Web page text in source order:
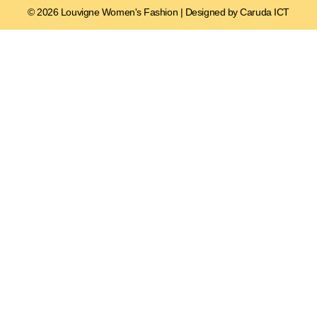
© 2026 Louvigne Women's Fashion | Designed by Caruda ICT